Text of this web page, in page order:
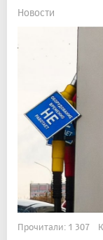
Новости
Прочитали: 1 307